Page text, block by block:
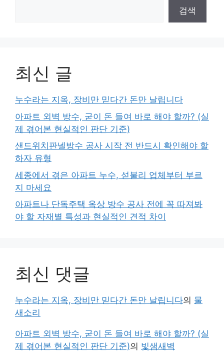
검색
최신 글
누수라는 지옥, 장비만 믿다간 돈만 날립니다
아파트 외벽 방수, 굳이 돈 들여 바로 해야 할까? (실
제 겪어본 현실적인 판단 기준)
샌드위치판넬방수 공사 시작 전 반드시 확인해야 할
하자 유형
세종에서 겪은 아파트 누수, 섣불리 업체부터 부르
지 마세요
아파트나 단독주택 옥상 방수 공사 전에 꼭 따져봐
야 할 자재별 특성과 현실적인 견적 차이
최신 댓글
누수라는 지옥, 장비만 믿다간 돈만 날립니다의 물
새소리
아파트 외벽 방수, 굳이 돈 들여 바로 해야 할까? (실
제 겪어본 현실적인 판단 기준)의 빛샘새벽